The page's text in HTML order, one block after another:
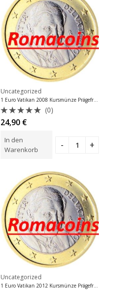
Uncategorized
1 Euro Vatikan 2008 Kursmünze Prägefrisch
Bewertet
mit
0
von
5
(0)
24,90 €
In den
Warenkorb
Uncategorized
1 Euro Vatikan 2012 Kursmünze Prägefrisch